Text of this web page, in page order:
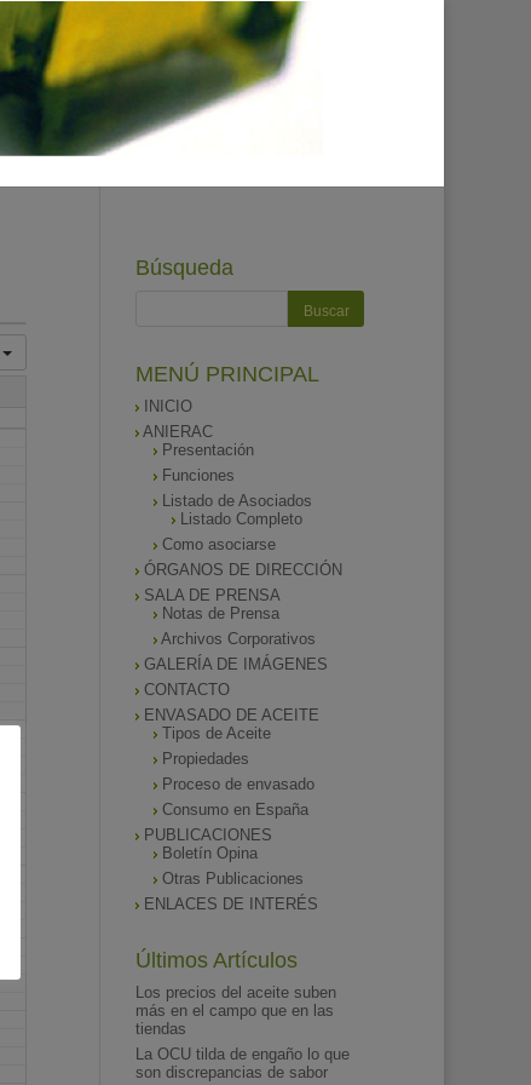
Búsqueda
MENÚ PRINCIPAL
INICIO
ANIERAC
Presentación
Funciones
Listado de Asociados
Listado Completo
Como asociarse
ÓRGANOS DE DIRECCIÓN
SALA DE PRENSA
Notas de Prensa
Archivos Corporativos
GALERÍA DE IMÁGENES
CONTACTO
ENVASADO DE ACEITE
Tipos de Aceite
Propiedades
Proceso de envasado
Consumo en España
PUBLICACIONES
Boletín Opina
Otras Publicaciones
ENLACES DE INTERÉS
Últimos Artículos
Los precios del aceite suben
más en el campo que en las
tiendas
La OCU tilda de engaño lo que
son discrepancias de sabor